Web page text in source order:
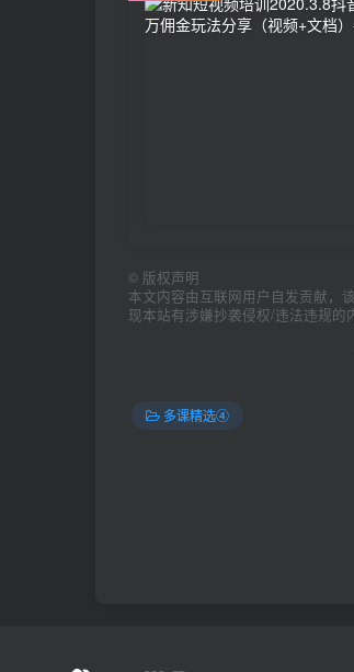
© 版权声明
本文内容由互联网用户自发贡献，
现本站有涉嫌抄袭侵权/违法违规的
多课精选④